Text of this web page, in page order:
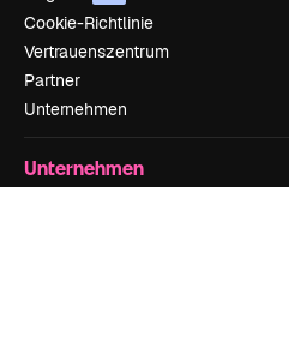
Cookie-Richtlinie
Vertrauenszentrum
Partner
Unternehmen
Unternehmen